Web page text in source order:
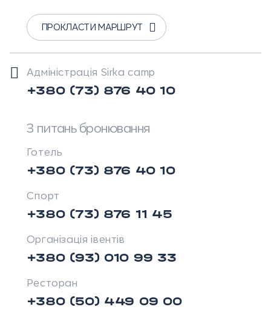
ПРОКЛАСТИ МАРШРУТ
Адміністрація Sirka camp
+380 (73) 876 40 10
З питань бронювання
Готель
+380 (73) 876 40 10
Спорт
+380 (73) 876 11 45
Організація івентів
+380 (93) 010 99 33
Ресторан
+380 (50) 449 09 00